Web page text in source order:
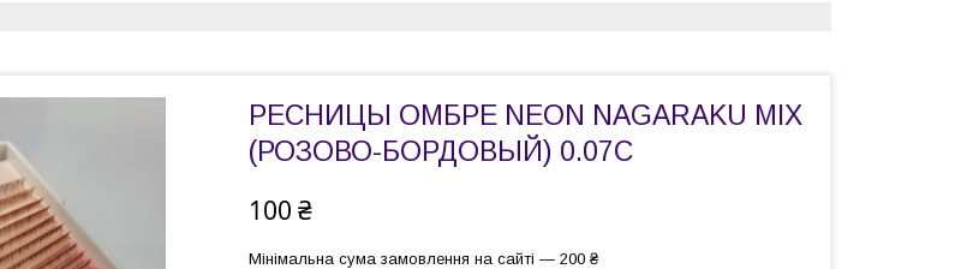
РЕСНИЦЫ ОМБРЕ NEON NAGARAKU MIX
(РОЗОВО-БОРДОВЫЙ) 0.07C
100 ₴
Мінімальна сума замовлення на сайті — 200 ₴